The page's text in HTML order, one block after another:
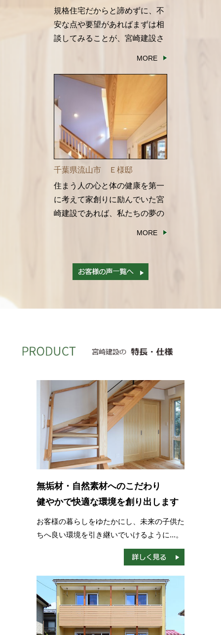
規格住宅だからと諦めずに、不
安な点や要望があればまずは相
談してみることが、宮崎建設さ
MORE
千葉県流山市 Ｅ様邸
住まう人の心と体の健康を第一
に考えて家創りに励んでいた宮
崎建設であれば、私たちの夢の
MORE
無垢材・自然素材へのこだわり
健やかで快適な環境を創り出します
お客様の暮らしをゆたかにし、未来の子供た
ちへ良い環境を引き継いでいけるように...。